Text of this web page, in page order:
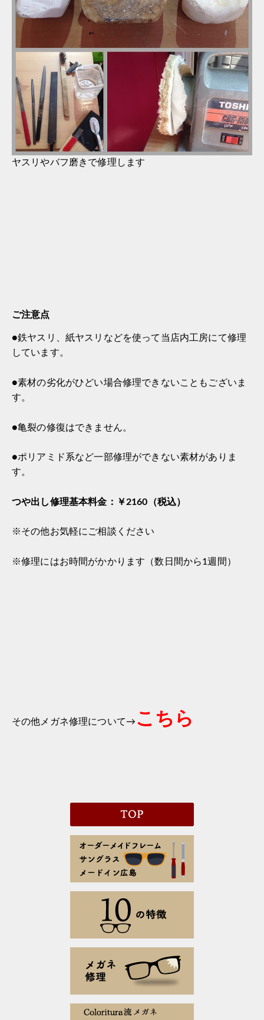
ヤスリやバフ磨きで修理します
ご注意点
●鉄ヤスリ、紙ヤスリなどを使って当店内工房にて修理
しています。
●素材の劣化がひどい場合修理できないこともございま
す。
●亀裂の修復はできません。
●ポリアミド系など一部修理ができない素材がありま
す。
つや出し修理基本料金：￥2160（税込）
※その他お気軽にご相談ください
※修理にはお時間がかかります（数日間から1週間）
その他メガネ修理について→ こちら